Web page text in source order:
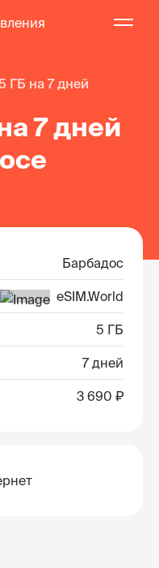
5 ГБ на 7 дней
7 дней
Барбадос
eSIM.World
5 ГБ
7 дней
3 690 ₽